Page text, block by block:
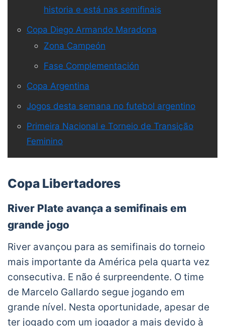
historia e está nas semifinais
Copa Diego Armando Maradona
Zona Campeón
Fase Complementación
Copa Argentina
Jogos desta semana no futebol argentino
Primeira Nacional e Torneio de Transição
Feminino
Copa Libertadores
River Plate avança a semifinais em
grande jogo
River avançou para as semifinais do torneio
mais importante da América pela quarta vez
consecutiva. E não é surpreendente. O time
de Marcelo Gallardo segue jogando em
grande nível. Nesta oportunidade, apesar de
ter jogado com um jogador a mais devido à